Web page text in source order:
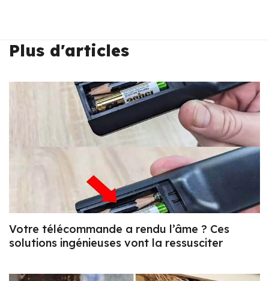
Plus d'articles
Votre télécommande a rendu l’âme ? Ces
solutions ingénieuses vont la ressusciter